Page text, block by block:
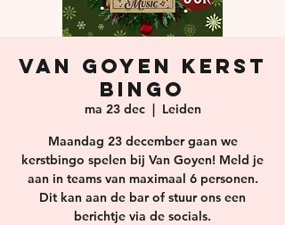
Van Goyen Kerst
Bingo
ma 23 dec
  |
Leiden
Maandag 23 december gaan we
kerstbingo spelen bij Van Goyen! Meld je
aan in teams van maximaal 6 personen.
Dit kan aan de bar of stuur ons een
berichtje via de socials.